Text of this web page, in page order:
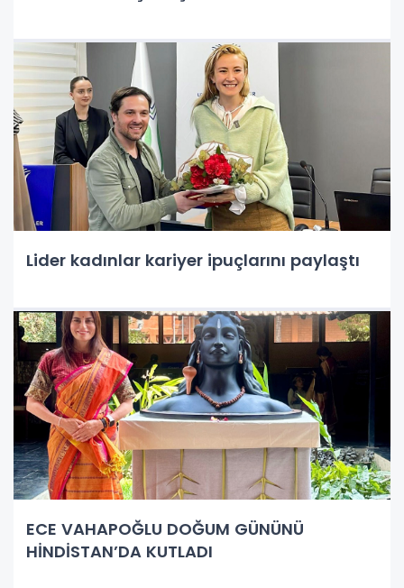
Lider kadınlar kariyer ipuçlarını paylaştı
ECE VAHAPOĞLU DOĞUM GÜNÜNÜ
HİNDİSTAN’DA KUTLADI